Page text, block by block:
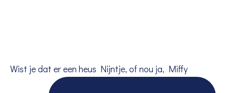
Wist je dat er een heus Nijntje, of nou ja, Miffy